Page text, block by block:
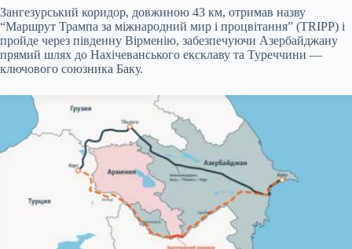
Зангезурський коридор, довжиною 43 км, отримав назву
“Маршрут Трампа за міжнародний мир і процвітання” (TRIPP) і
пройде через південну Вірменію, забезпечуючи Азербайджану
прямий шлях до Нахічеванського ексклаву та Туреччини —
ключового союзника Баку.